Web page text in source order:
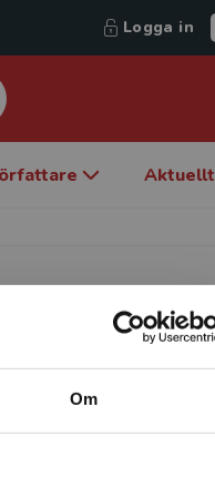
Om
Logga in
Aktuellt